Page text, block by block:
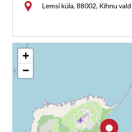
 Lemsi küla, 88002, Kihnu vald
+
−